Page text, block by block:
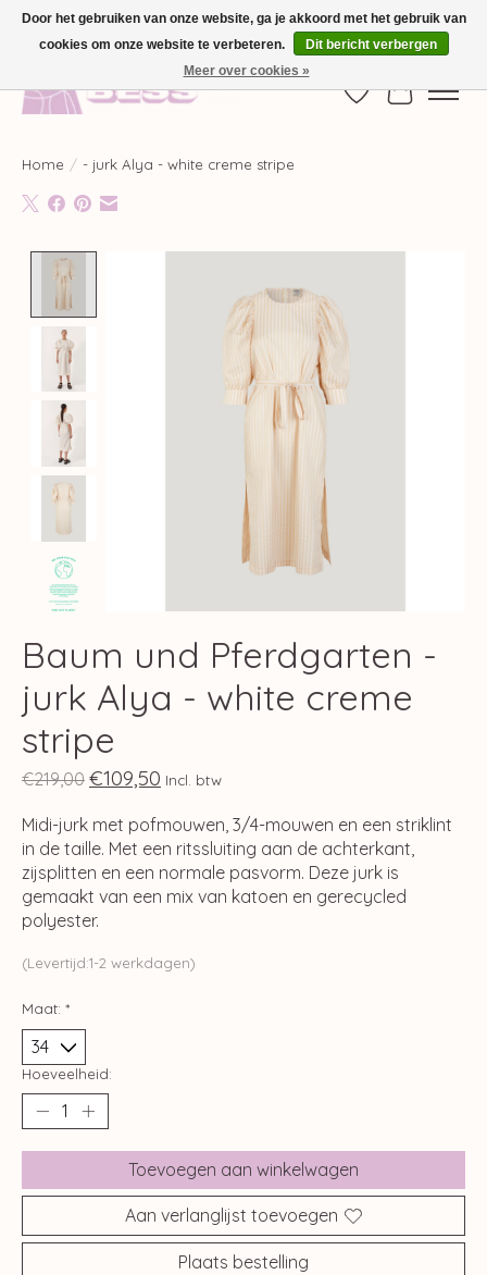
GRATIS VERZENDING VANAF €100,-
Verlanglijst
Home / - jurk Alya - white creme stripe
Baum und Pferdgarten -
jurk Alya - white creme
stripe
€219,00 €109,50 Incl. btw
Midi-jurk met pofmouwen, 3/4-mouwen en een striklint
in de taille. Met een ritssluiting aan de achterkant,
zijsplitten en een normale pasvorm. Deze jurk is
gemaakt van een mix van katoen en gerecycled
polyester.
(Levertijd:1-2 werkdagen)
Maat: *
Hoeveelheid:
Toevoegen aan winkelwagen
Aan verlanglijst toevoegen
Plaats bestelling
Door het gebruiken van onze website, ga je akkoord met het gebruik van
cookies om onze website te verbeteren.
Dit bericht verbergen
Meer over cookies »